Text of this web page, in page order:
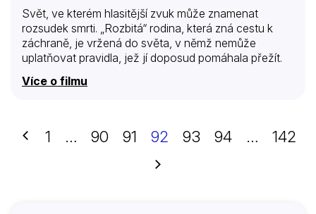
Svět, ve kterém hlasitější zvuk může znamenat
rozsudek smrti. „Rozbitá“ rodina, která zná cestu k
záchraně, je vržená do světa, v němž nemůže
uplatňovat pravidla, jež jí doposud pomáhala přežít.
Více o filmu
Předchozí
1 … 90 91 92 93 94 …
142
Další